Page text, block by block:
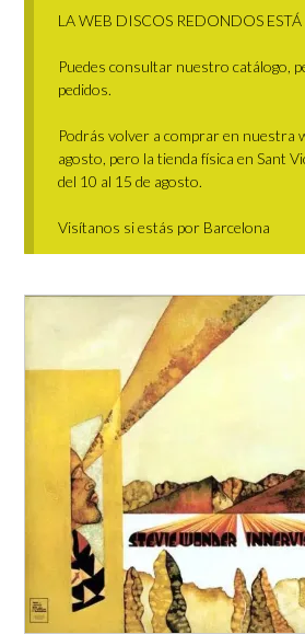
LA WEB DISCOS REDONDOS
Puedes consultar nuestro catálogo,
pedidos.
Podrás volver a comprar en nuestra
agosto, pero la tienda física en Sant
del 10 al 15 de agosto.
Visítanos si estás por Barcelona